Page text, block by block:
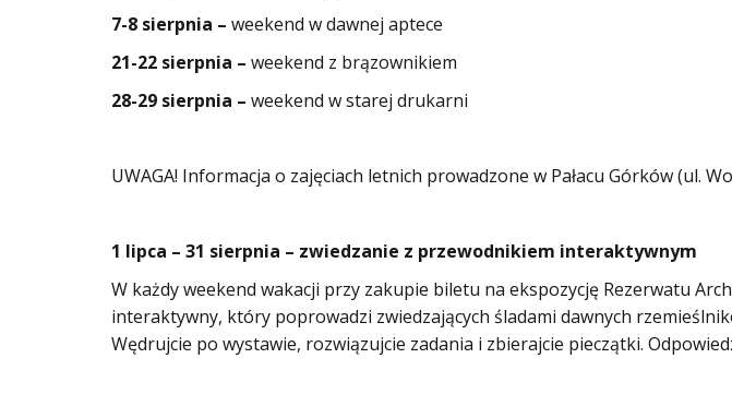
7-8 sierpnia – weekend w dawnej aptece
21-22 sierpnia – weekend z brązownikiem
28-29 sierpnia – weekend w starej drukarni
UWAGA! Informacja o zajęciach letnich prowadzone w Pałacu Górków (ul.
1 lipca – 31 sierpnia – zwiedzanie z przewodnikiem interaktywnym
W każdy weekend wakacji przy zakupie biletu na ekspozycję Rezerwatu
interaktywny, który poprowadzi zwiedzających śladami dawnych
Wędrujcie po wystawie, rozwiązujcie zadania i zbierajcie pieczątki.